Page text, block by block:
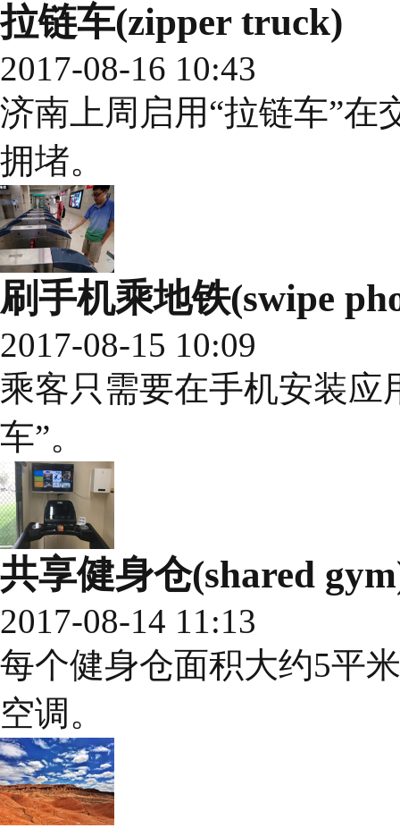
拉链车(zipper truck)
2017-08-16 10:43
济南上周启用“拉链车”在
拥堵。
刷手机乘地铁(swipe
2017-08-15 10:09
乘客只需要在手机安装应
车”。
共享健身仓(shared
2017-08-14 11:13
每个健身仓面积大约5平
空调。